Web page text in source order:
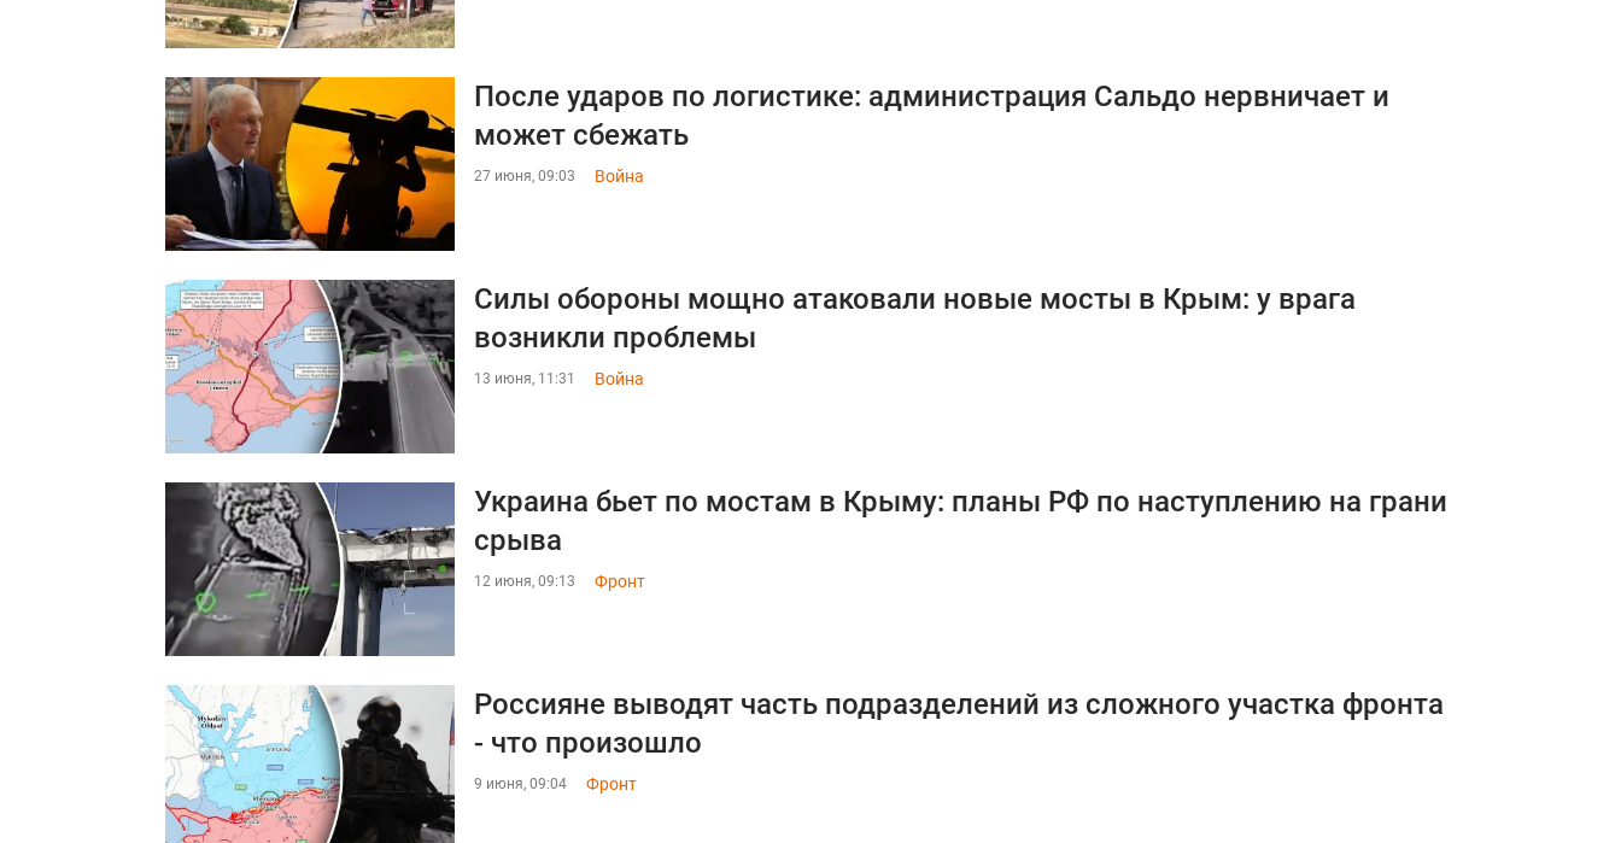
После ударов по логистике: администрация Сальдо нервничает и
может сбежать
27 июня, 09:03 Война
Силы обороны мощно атаковали новые мосты в Крым: у врага
возникли проблемы
13 июня, 11:31 Война
Украина бьет по мостам в Крыму: планы РФ по наступлению на грани
срыва
12 июня, 09:13 Фронт
Россияне выводят часть подразделений из сложного участка фронта
- что произошло
9 июня, 09:04 Фронт